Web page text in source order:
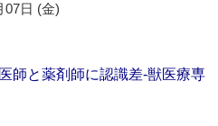
07日 (金)
師と薬剤師に認識差‐獣医療専